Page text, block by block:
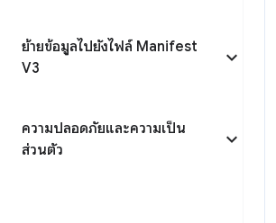
ย้ายข้อมูลไปยังไฟล์ Manifest
V3
ความปลอดภัยและความเป็น
ส่วนตัว